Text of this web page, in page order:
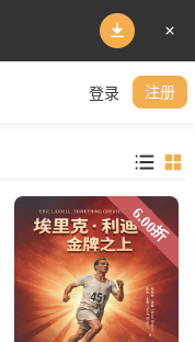
登录 注册